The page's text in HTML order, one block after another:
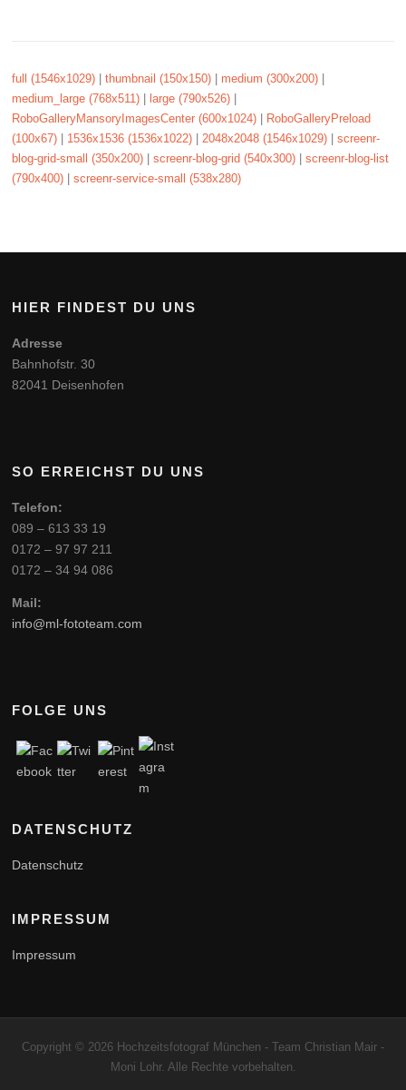
full (1546x1029) |thumbnail (150x150) medium (300x200)
medium_large (768x511)
large (790x526)
RoboGalleryMansoryImagesCenter (600x1024)
RoboGalleryPreload
(100x67)
1536x1536 (1536x1022) |2048x2048 (1546x1029) |screenr-
blog-grid-small (350x200) |screenr-blog-grid (540x300) |screenr-blog-list
(790x400) |screenr-service-small (538x280)
HIER FINDEST DU UNS
Adresse
Bahnhofstr. 30
82041 Deisenhofen
SO ERREICHST DU UNS
Telefon:
089 – 613 33 19
0172 – 97 97 211
0172 – 34 94 086
Mail:
info@ml-fototeam.com
FOLGE UNS
DATENSCHUTZ
Datenschutz
IMPRESSUM
Impressum
Copyright © 2026 Hochzeitsfotograf München - Team Christian Mair -
Moni Lohr. Alle Rechte vorbehalten.